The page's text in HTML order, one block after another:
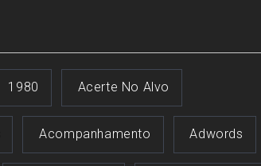
1980 Acerte No Alvo
Acompanhamento Adwords